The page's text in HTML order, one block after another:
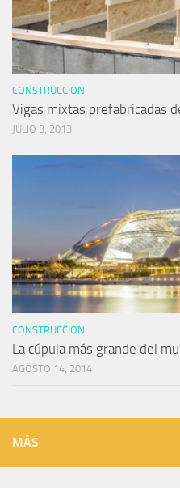
CONSTRUCCION
Vigas mixtas prefabricadas
JULIO 3, 2013
CONSTRUCCION
La cúpula más grande del
AGOSTO 14, 2014
MÁS